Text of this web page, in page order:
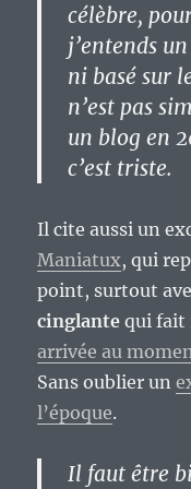
célèbre,
j’entends
ni basé sur
n’est pas
un blog en
c’est triste.
Il cite aussi un
Maniatux, qui
point, surtout
cinglante qui
arrivée au
Sans oublier un
l’époque.
Il faut être